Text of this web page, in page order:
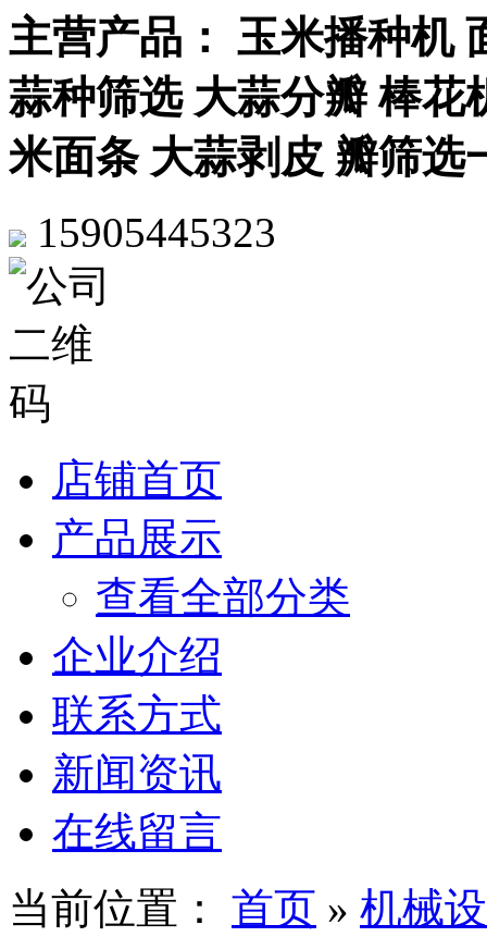
主营产品： 玉米播种机
蒜种筛选 大蒜分瓣 棒花
米面条 大蒜剥皮 瓣筛选
15905445323
店铺首页
产品展示
查看全部分类
企业介绍
联系方式
新闻资讯
在线留言
当前位置： 首页 » 机械